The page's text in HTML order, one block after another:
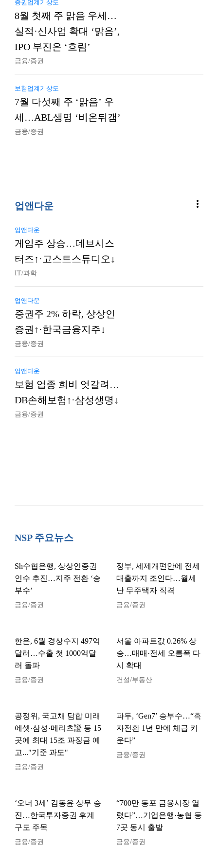
증권업계기상도
8월 첫째 주 맑음 우세…
실적·신사업 확대 ‘맑음’,
IPO 부진은 ‘흐림’
금융/증권
보험업계기상도
7월 다섯째 주 ‘맑음’ 우
세…ABL생명 ‘비온뒤갬’
금융/증권
업앤다운 more_vert
업앤다운
게임주 상승…데브시스
터즈↑·고스트스튜디오↓
IT/과학
업앤다운
증권주 2% 하락, 상상인
증권↑·한국금융지주↓
금융/증권
업앤다운
보험 업종 희비 엇갈려…
DB손해보험↑·삼성생명↓
금융/증권
NSP 주요뉴스
Sh수협은행, 상상인증권
인수 추진…지주 전환 ‘승
부수’
금융/증권
정부, 세제개편안에 전세
대출까지 조인다…월세
난 무주택자 직격
금융/증권
한은, 6월 경상수지 497억
달러…수출 첫 1000억달
러 돌파
금융/증권
서울 아파트값 0.26% 상
승…매매·전세 오름폭 다
시 확대
건설/부동산
공정위, 국고채 담합 미래
에셋·삼성·메리츠證 등 15
곳에 최대 15조 과징금 예
고..."기준 과도"
금융/증권
파두, ‘Gen7’ 승부수…“흑
자전환 1년 만에 체급 키
운다”
금융/증권
‘오너 3세’ 김동윤 상무 승
진…한국투자증권 후계
구도 주목
금융/증권
“700만 동포 금융시장 열
렸다”…기업은행·농협 등
7곳 동시 출발
금융/증권